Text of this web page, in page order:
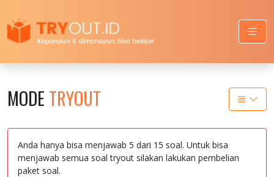
MODE TRYOUT
Anda hanya bisa menjawab 5 dari 15 soal. Untuk bisa
menjawab semua soal tryout silakan lakukan pembelian
paket soal.